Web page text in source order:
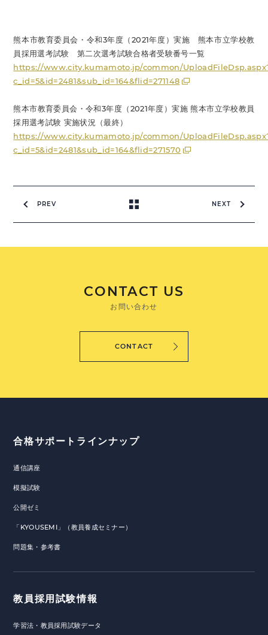
熊本市教育委員会・令和3年度（2021年度）実施 熊本市立学校教
員採用選考試験 第二次選考試験合格者受験番号一覧
https://www.city.kumamoto.jp/common/
c_id=5&id=2481&sub_id=164&flid=271148
熊本市教育委員会・令和3年度（2021年度）実施 熊本市立学校教員
採用選考試験 実施状況（最終）
https://www.city.kumamoto.jp/common/
c_id=5&id=2481&sub_id=164&flid=271570
PREV NEXT
CONTACT US
お問い合わせ
CONTACT
合格サポートラインナップ
通信講座
模擬試験
公開ゼミ
「KYOUSEMI」（教員養成セミナー）
問題集・参考書
教員採用試験情報
学習法・教員採用試験データ